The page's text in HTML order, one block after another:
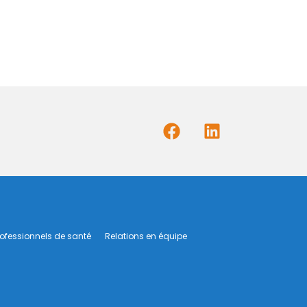
de santé Relations en équipe